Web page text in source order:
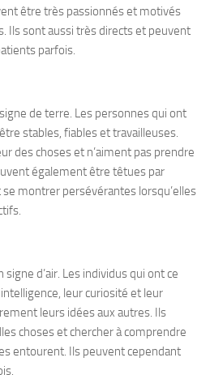
être très passionnés et motivés
Ils sont aussi très directs et peuvent
parfois.
de terre. Les personnes qui ont
stables, fiables et travailleuses.
des choses et n’aiment pas prendre
également être têtues par
montrer persévérantes lorsqu’elles
signe d’air. Les individus qui ont ce
leur curiosité et leur
leurs idées aux autres. Ils
choses et chercher à comprendre
entourent. Ils peuvent cependant